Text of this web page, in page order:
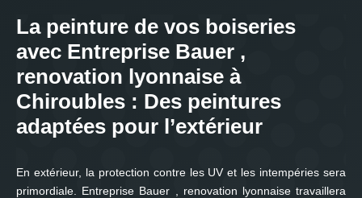
La peinture de vos boiseries
avec Entreprise Bauer ,
renovation lyonnaise à
Chiroubles : Des peintures
adaptées pour l’extérieur
En extérieur, la protection contre les UV et les intempéries sera
primordiale. Entreprise Bauer , renovation lyonnaise travaillera